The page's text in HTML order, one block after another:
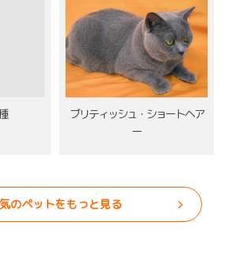
ブリティッシュ・ショートヘア
ー
のペットをもっと見る